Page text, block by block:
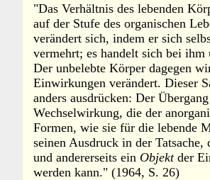
"Das Verhältnis des lebenden
auf der Stufe des organischen
verändert sich, indem er sich
vermehrt; es handelt sich bei
Der unbelebte Körper dagegen
Einwirkungen verändert. Dieser
anders ausdrücken: Der
Wechselwirkung, die der
Formen, wie sie für die lebende
seinen Ausdruck in der
und andererseits ein Objektder
werden kann." (1964, S. 26)